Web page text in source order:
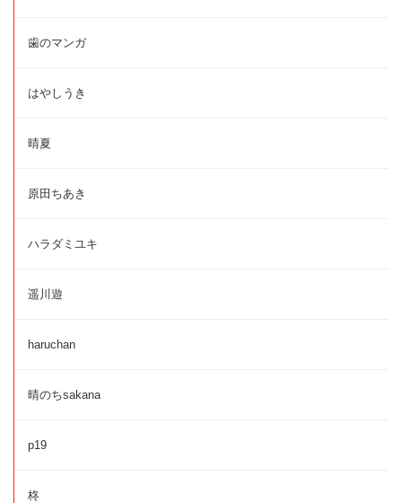
歯のマンガ
はやしうき
晴夏
原田ちあき
ハラダミユキ
遥川遊
haruchan
晴のちsakana
p19
柊